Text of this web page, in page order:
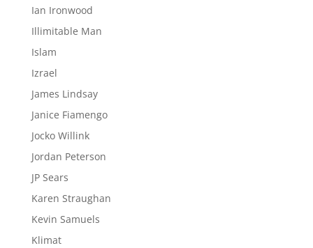
Ian Ironwood
Illimitable Man
Islam
Izrael
James Lindsay
Janice Fiamengo
Jocko Willink
Jordan Peterson
JP Sears
Karen Straughan
Kevin Samuels
Klimat